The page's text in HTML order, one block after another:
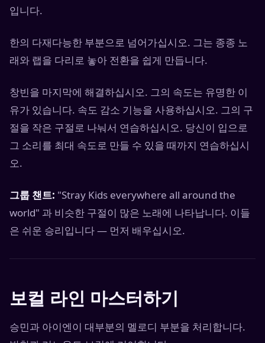
입니다.
한의 다재다능한 부분으로 넘어가십시오. 그는 종종 노
래와 랩을 다리로 놓아 전환을 쉽게 만듭니다.
창빈을 마지막에 해결하십시오. 그의 속도는 유명한 이
유가 있습니다. 속도 감소 기능을 사용하십시오. 그의 구
절을 작은 구절로 나눠서 연습하십시오. 당신이 입으로
그 소리를 최대 속도로 만들 수 있을 때까지 연습하십시
오.
그룹 챈트: "Stray Kids everywhere all around the
world" 과 비슷한 구절이 많은 노래에 나타납니다. 이들
은 쉬운 승리입니다 — 먼저 배우십시오.
보컬 라인 마스터하기
승민과 아이엔이 대부분의 멜로디 부분을 처리합니다.